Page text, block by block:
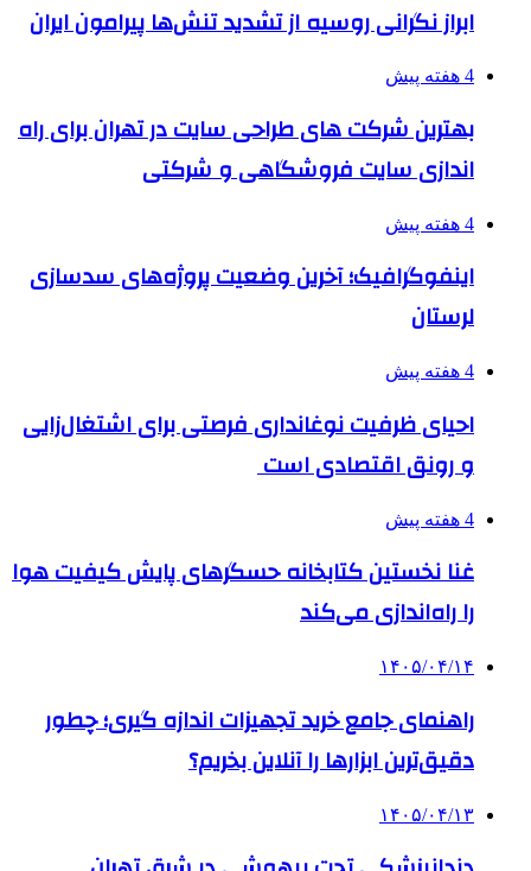
ابراز نگرانی روسیه از تشدید تنش‌ها پیرامون ایران
4 هفته پیش
بهترین شرکت های طراحی سایت در تهران برای راه
اندازی سایت فروشگاهی و شرکتی
4 هفته پیش
اینفوگرافیک؛ آخرین وضعیت پروژه‌های سدسازی
لرستان
4 هفته پیش
احیای ظرفیت نوغانداری فرصتی برای اشتغال‌زایی
و رونق اقتصادی است
4 هفته پیش
غنا نخستین کتابخانه حسگرهای پایش کیفیت هوا
را راه‌اندازی می‌کند
۱۴۰۵/۰۴/۱۴
راهنمای جامع خرید تجهیزات اندازه گیری؛ چطور
دقیق‌ترین ابزارها را آنلاین بخریم؟
۱۴۰۵/۰۴/۱۳